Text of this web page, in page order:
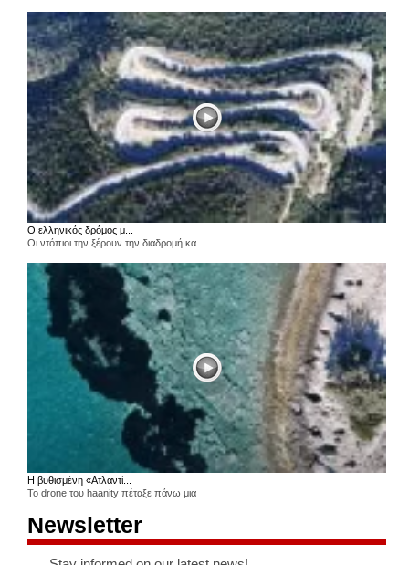
Ο ελληνικός δρόμος μ...
Οι ντόπιοι την ξέρουν την διαδρομή κα
Η βυθισμένη «Ατλαντί...
Το drone του haanity πέταξε πάνω μια
Newsletter